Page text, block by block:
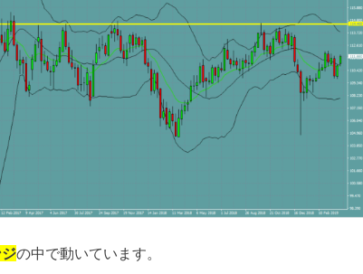
の中で動いています。